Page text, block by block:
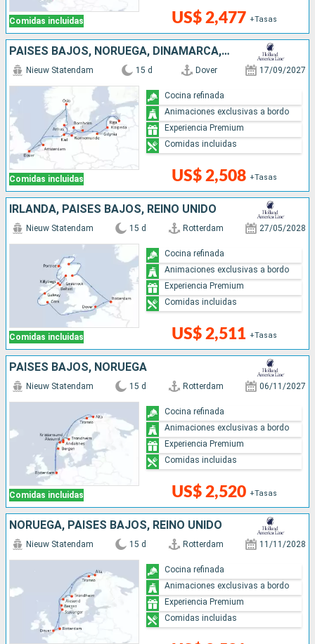
Comidas incluidas US$ 2,477 +Tasas
PAISES BAJOS, NORUEGA, DINAMARCA, ALEMANIA, POLONIA, LITUANIA, LETONIA, REINO UNIDO
Comidas incluidas
Nieuw Statendam 15 d Dover 17/09/2027
US$ 2,508 +Tasas
Cocina refinada
Animaciones exclusivas a bordo
Experiencia Premium
Comidas incluidas
IRLANDA, PAISES BAJOS, REINO UNIDO
Comidas incluidas
Nieuw Statendam 15 d Rotterdam 27/05/2028
US$ 2,511 +Tasas
Cocina refinada
Animaciones exclusivas a bordo
Experiencia Premium
Comidas incluidas
PAISES BAJOS, NORUEGA
Comidas incluidas
Nieuw Statendam 15 d Rotterdam 06/11/2027
US$ 2,520 +Tasas
Cocina refinada
Animaciones exclusivas a bordo
Experiencia Premium
Comidas incluidas
NORUEGA, PAISES BAJOS, REINO UNIDO
Nieuw Statendam 15 d Rotterdam 11/11/2028
Cocina refinada
Animaciones exclusivas a bordo
Experiencia Premium
Comidas incluidas